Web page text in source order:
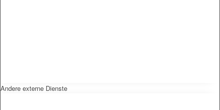
Andere externe Dienste